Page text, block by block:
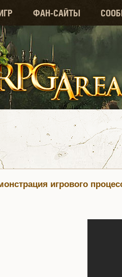
ФАН-САЙТЫ
игрового